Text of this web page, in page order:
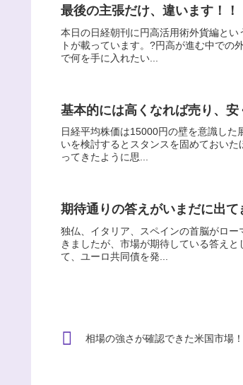
最後の主張だけ、違います！！
本日の日経朝刊に円高活用術外貨編と
トが載っています。?円高が進む中での
で何を手に入れたい...
基本的には高くなれば売り、
日経平均株価は15000円の壁を意識し
いを検討するとスタンスを固めておい
ってきたように思...
期待通りの答えがいまだに出て
独仏、イタリア、スペインの首脳がロ
きましたが、市場が期待している答え
て、ユーロ共同債を発...
相場の強さが確認できた米国市場！